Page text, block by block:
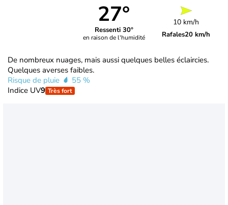
27°
Ressenti 30°
en raison de l'humidité
10 km/h
Rafales20 km/h
De nombreux nuages, mais aussi quelques belles éclaircies.
Quelques averses faibles.
Risque de pluie
55 %
Indice UV9 Très fort